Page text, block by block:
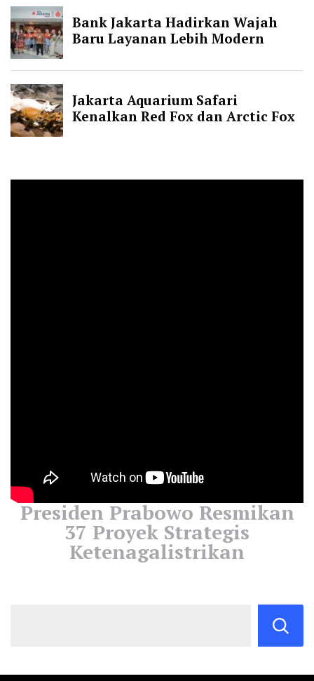
Presiden Prabowo Resmikan
37 Proyek Strategis
Ketenagalistrikan